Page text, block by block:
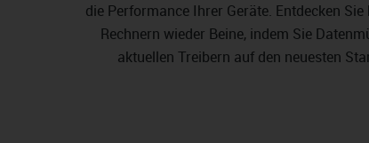
die Performance Ihrer Geräte. Entdecken
Rechnern wieder Beine, indem Sie
aktuellen Treibern auf den neuesten